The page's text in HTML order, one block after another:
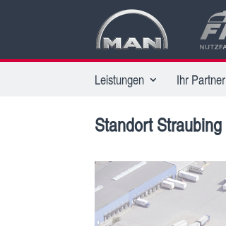
Leistungen Ihr Partner
Standort Straubing